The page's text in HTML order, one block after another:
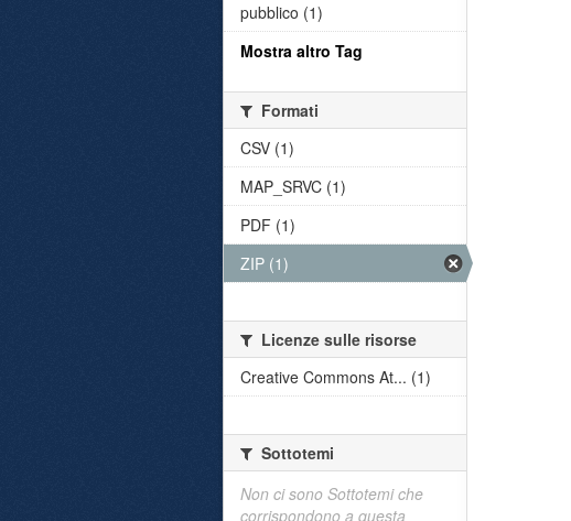
pubblico (1)
Mostra altro Tag
Formati
CSV (1)
MAP_SRVC (1)
PDF (1)
ZIP (1)
Licenze sulle risorse
Creative Commons At... (1)
Sottotemi
Non ci sono Sottotemi che
corrispondono a questa